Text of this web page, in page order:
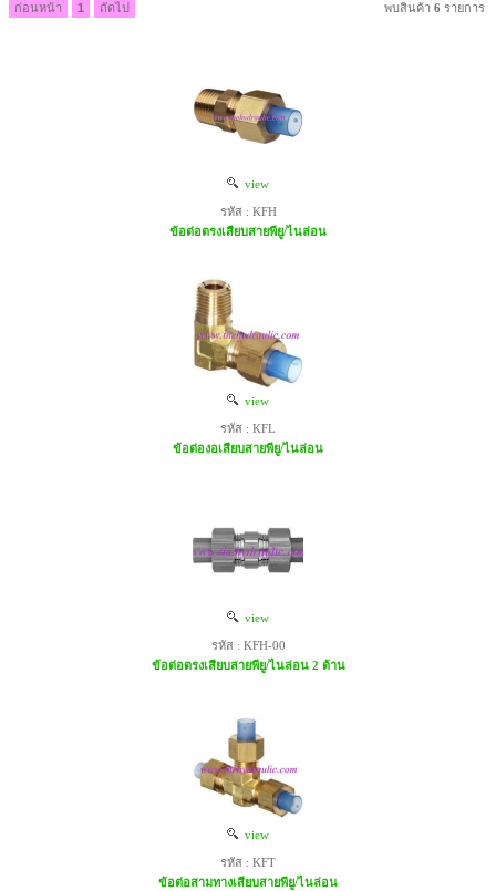
ก่อนหน้า 1 ถัดไป พบสินค้า 6 รายการ
view
รหัส : KFH
ข้อต่อตรงเสียบสายพียู/ไนล่อน
view
รหัส : KFL
ข้อต่องอเสียบสายพียู/ไนล่อน
view
รหัส : KFH-00
ข้อต่อตรงเสียบสายพียู/ไนล่อน 2 ด้าน
view
รหัส : KFT
ข้อต่อสามทางเสียบสายพียู/ไนล่อน